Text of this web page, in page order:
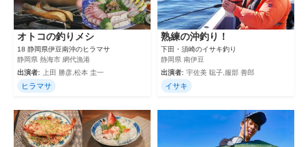
オトコの釣りメシ
18 静岡県伊豆南沖のヒラマサ
静岡県 熱海市 網代漁港
出演者:
上田 勝彦,松本 圭一
ヒラマサ
熟練の沖釣り！
下田・須崎のイサキ釣り
静岡県 南伊豆
出演者: 宇佐美 聡子,服部 善郎
イサキ